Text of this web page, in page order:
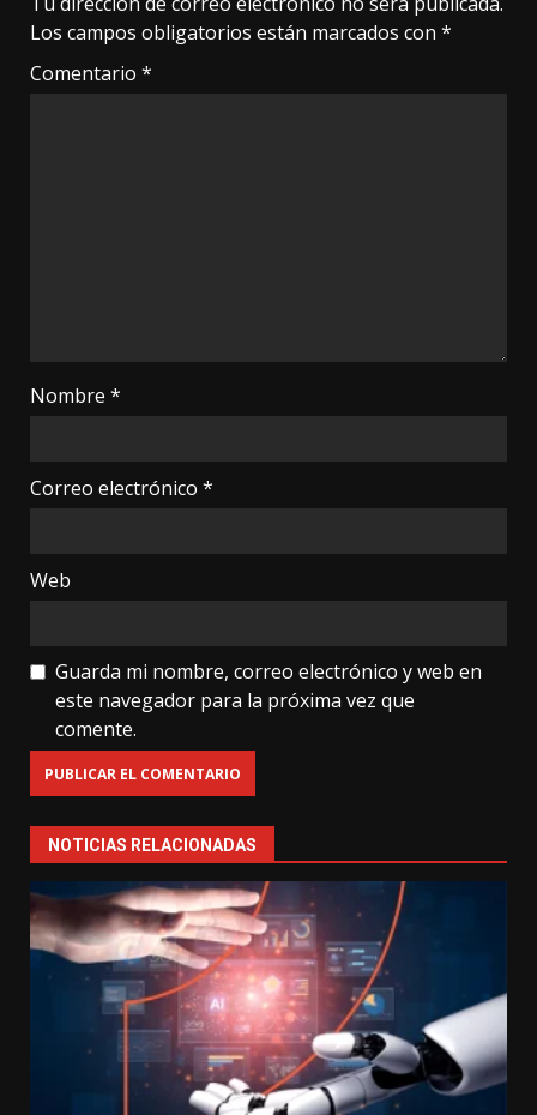
Los campos obligatorios están marcados con *
Comentario *
Nombre *
Correo electrónico *
Web
Guarda mi nombre, correo electrónico y web en
este navegador para la próxima vez que
comente.
NOTICIAS RELACIONADAS